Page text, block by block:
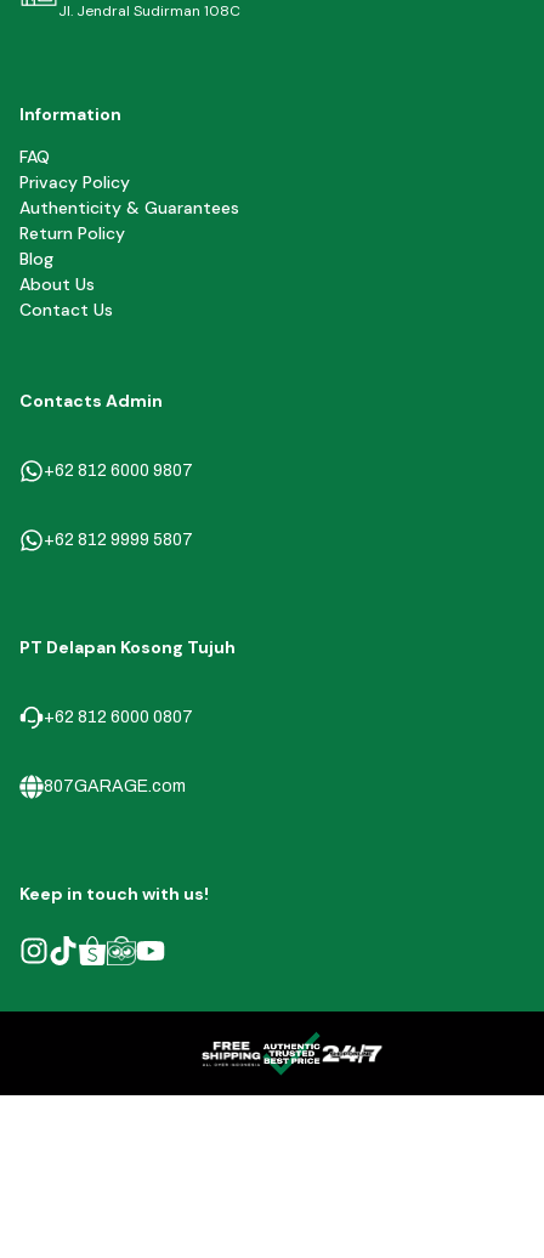
Jl. Jendral Sudirman 108C
Information
FAQ
Privacy Policy
Authenticity & Guarantees
Return Policy
Blog
About Us
Contact Us
Contacts Admin
+62 812 6000 9807
+62 812 9999 5807
PT Delapan Kosong Tujuh
+62 812 6000 0807
807GARAGE.com
Keep in touch with us!